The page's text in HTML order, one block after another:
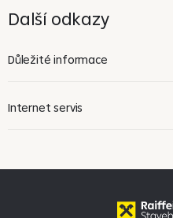
Další odkazy
Důležité informace
Internet servis